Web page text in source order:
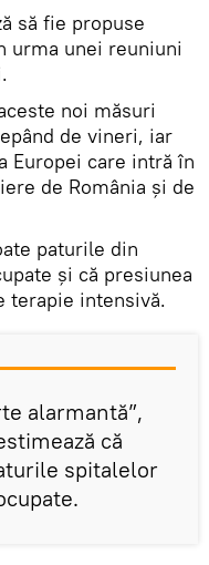
să fie propuse
urma unei reuniuni
noi măsuri
de vineri, iar
Europei care intră în
de România și de
paturile din
şi că presiunea
terapie intensivă.
alarmantă”,
că
spitalelor